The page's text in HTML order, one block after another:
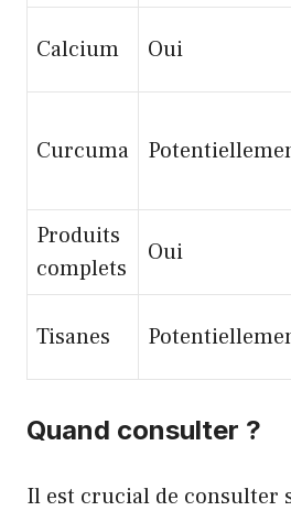
Calcium Oui
Curcuma
Produits
complets
Oui
Tisanes
Quand consulter ?
Il est crucial de consulter